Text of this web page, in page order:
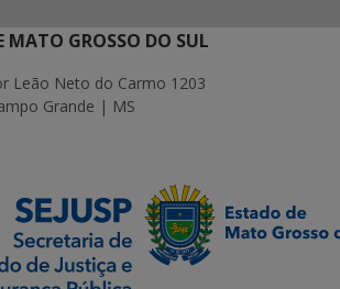
MATO GROSSO DO SUL
Leão Neto do Carmo 1203
Grande | MS